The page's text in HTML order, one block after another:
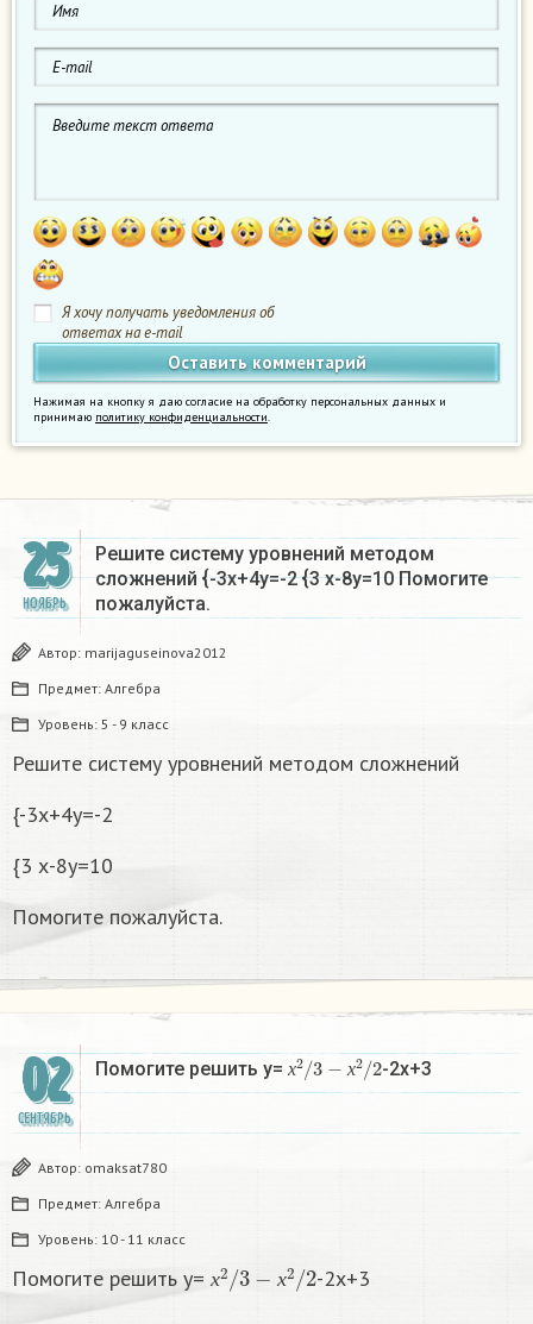
Я хочу получать уведомления об
ответах на e-mail
Нажимая на кнопку я даю согласие на обработку персональных данных и
принимаю политику конфиденциальности.
25
НОЯБРЬ
Решите систему уровнений методом
сложнений {-3х+4у=-2 {3 х-8у=10 Помогите
пожалуйста.
Автор: marijaguseinova2012
Предмет: Алгебра
Уровень: 5 - 9 класс
Решите систему уровнений методом сложнений
{-3х+4у=-2
{3 х-8у=10
Помогите пожалуйста.
02
СЕНТЯБРЬ
Помогите решить у= х х
х2 /3 х2/2 -2х+3
Автор: omaksat780
Предмет: Алгебра
Уровень: 10 - 11 класс
Помогите решить у=х х
х2 /3 2/ 2 -2х+3